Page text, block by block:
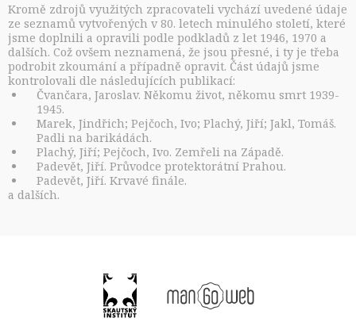
Kromě zdrojů využitých zpracovateli vychází uvedené údaje
ze seznamů vytvořených v 80. letech minulého století, které
jsme doplnili a opravili podle podkladů z let 1946, 1970 a
dalších. Což ovšem neznamená, že jsou přesné, i ty je třeba
podrobit zkoumání a případně opravit. Část údajů jsme
kontrolovali dle následujících publikací:
Čvančara, Jaroslav. Někomu život, někomu smrt 1939-
1945.
Marek, Jindřich; Pejčoch, Ivo; Plachý, Jiří; Jakl, Tomáš.
Padli na barikádách.
Plachý, Jiří; Pejčoch, Ivo. Zemřeli na Západě.
Padevět, Jiří. Průvodce protektorátní Prahou.
Padevět, Jiří. Krvavé finále.
a dalších.